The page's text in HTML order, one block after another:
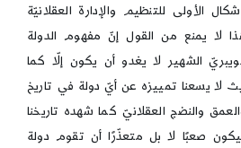
الأولى للتنظيم والإدارة العقلانيّة
لا يمنع من القول إنّ مفهوم الدولة
الشهير لا يغدو أن يكون إلّا كما
لا يسعنا تمييزه عن أيّ دولة في تاريخ
والنضج العقلانيّ كما شهده تاريخنا
صعبًا لا بل متعذّرًا أن تقوم دولة